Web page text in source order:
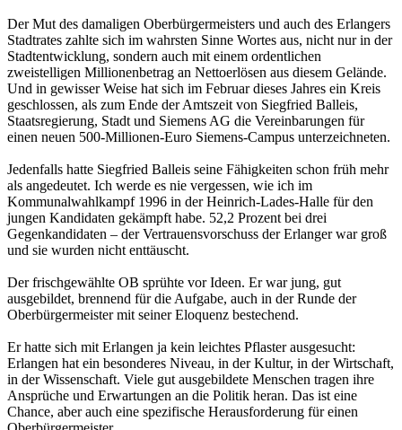
Der Mut des damaligen Oberbürgermeisters und auch des Erlangers
Stadtrates zahlte sich im wahrsten Sinne Wortes aus, nicht nur in der
Stadtentwicklung, sondern auch mit einem ordentlichen
zweistelligen Millionenbetrag an Nettoerlösen aus diesem Gelände.
Und in gewisser Weise hat sich im Februar dieses Jahres ein Kreis
geschlossen, als zum Ende der Amtszeit von Siegfried Balleis,
Staatsregierung, Stadt und Siemens AG die Vereinbarungen für
einen neuen 500-Millionen-Euro Siemens-Campus unterzeichneten.
Jedenfalls hatte Siegfried Balleis seine Fähigkeiten schon früh mehr
als angedeutet. Ich werde es nie vergessen, wie ich im
Kommunalwahlkampf 1996 in der Heinrich-Lades-Halle für den
jungen Kandidaten gekämpft habe. 52,2 Prozent bei drei
Gegenkandidaten – der Vertrauensvorschuss der Erlanger war groß
und sie wurden nicht enttäuscht.
Der frischgewählte OB sprühte vor Ideen. Er war jung, gut
ausgebildet, brennend für die Aufgabe, auch in der Runde der
Oberbürgermeister mit seiner Eloquenz bestechend.
Er hatte sich mit Erlangen ja kein leichtes Pflaster ausgesucht:
Erlangen hat ein besonderes Niveau, in der Kultur, in der Wirtschaft,
in der Wissenschaft. Viele gut ausgebildete Menschen tragen ihre
Ansprüche und Erwartungen an die Politik heran. Das ist eine
Chance, aber auch eine spezifische Herausforderung für einen